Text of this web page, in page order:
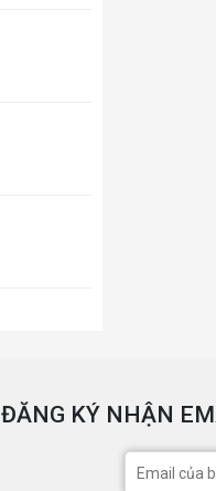
ĐĂNG KÝ NHẬN